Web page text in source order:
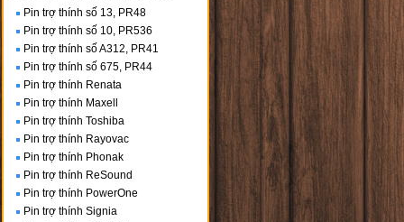
Pin trợ thính số 13, PR48
Pin trợ thính số 10, PR536
Pin trợ thính số A312, PR41
Pin trợ thính số 675, PR44
Pin trợ thính Renata
Pin trợ thính Maxell
Pin trợ thính Toshiba
Pin trợ thính Rayovac
Pin trợ thính Phonak
Pin trợ thính ReSound
Pin trợ thính PowerOne
Pin trợ thính Signia